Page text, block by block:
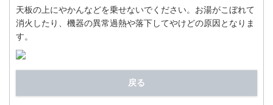
天板の上にやかんなどを乗せないでください。お湯がこぼれて
消火したり、機器の異常過熱や落下してやけどの原因となりま
す。
戻る